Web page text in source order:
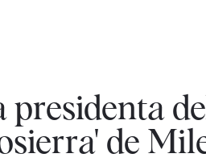
presidenta
de